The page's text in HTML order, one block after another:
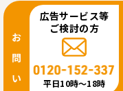
広告サービス等
ご検討の方
平日10時〜18時